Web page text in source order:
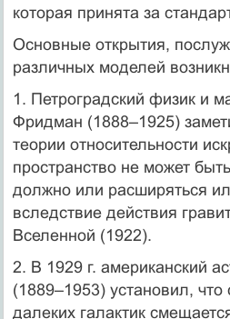
которая принята за
Основные открытия,
различных моделей
1. Петроградский физик и
Фридман (1888–1925)
теории относительности
пространство не может
должно или расширяться
вследствие действия
Вселенной (1922).
2. В 1929 г. американский
(1889–1953) установил, что
далеких галактик